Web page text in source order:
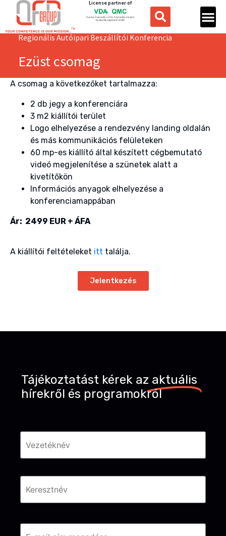
License partner of
Regionális Autóipari Beszállítói Konferencia
Ezüst csomag
A csomag a következőket tartalmazza:
2 db jegy a konferenciára
3 m2 kiállítói terület
Logo elhelyezése a rendezvény landing oldalán
és más kommunikációs felületeken
60 mp-es kiállító által készített cégbemutató
videó megjelenítése a szünetek alatt a
kivetítőkön
Információs anyagok elhelyezése a
konferenciamappában
Ár: 2499 EUR + ÁFA
A kiállítói feltételeket itt találja.
Jelentkezés
Tájékoztatást kérek az aktuális
hírekről és programokról
Név *
Email *